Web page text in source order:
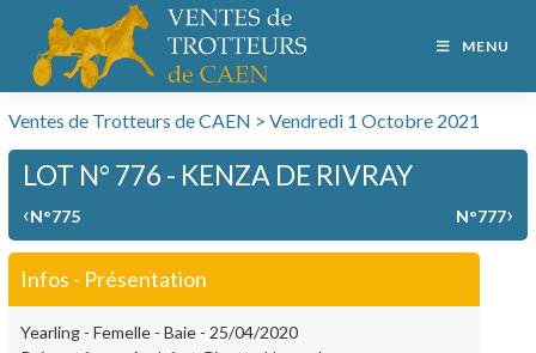
MENU
Ventes de Trotteurs de CAEN > Vendredi 1 Octobre 2021
LOT N° 776 - KENZA DE RIVRAY
‹N°775 N°777›
Infos - Présentation
Yearling - Femelle - Baie - 25/04/2020